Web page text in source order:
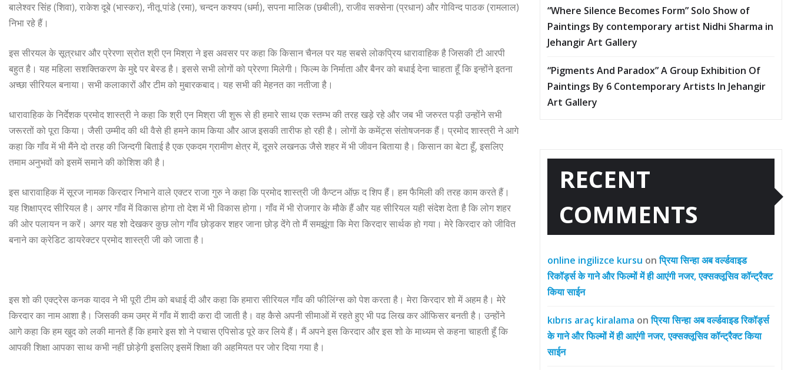
बालेश्‍वर सिंह (शिवा), राकेश दूबे (भास्कर), नीतू पांडे (रमा), चन्दन कश्यप (धर्मा), सपना मालिक (छबीली), राजीव सक्सेना (प्रधान) और गोविन्द पाठक (रामलाल)
निभा रहे हैं।
इस सीरयल के सूत्रधार और प्रेरणा स्रोत श्री एन मिश्रा ने इस अवसर पर कहा कि किसान चैनल पर यह सबसे लोकप्रिय धारावाहिक है जिसकी टी आरपी
बहुत है। यह महिला सशक्तिकरण के मुद्दे पर बेस्ड है। इससे सभी लोगों को प्रेरणा मिलेगी। फिल्म के निर्माता और बैनर को बधाई देना चाहता हूँ कि इन्होंने इतना
अच्छा सीरियल बनाया। सभी कलाकारों और टीम को मुबारकबाद। यह सभी की मेहनत का नतीजा है।
धारावाहिक के निर्देशक प्रमोद शास्त्री ने कहा कि श्री एन मिश्रा जी शुरू से ही हमारे साथ एक स्तम्भ की तरह खड़े रहे और जब भी जरुरत पड़ी उन्होंने सभी
जरूरतों को पूरा किया। जैसी उम्मीद की थी वैसे ही हमने काम किया और आज इसकी तारीफ हो रही है। लोगों के कमेंट्स संतोषजनक हैं। प्रमोद शास्त्री ने आगे
कहा कि गाँव में भी मैंने दो तरह की जिन्दगी बिताई है एक एकदम ग्रामीण क्षेत्र में, दूसरे लखनऊ जैसे शहर में भी जीवन बिताया है। किसान का बेटा हूँ, इसलिए
तमाम अनुभवों को इसमें समाने की कोशिश की है।
इस धारावाहिक में सूरज नामक किरदार निभाने वाले एक्टर राजा गुरु ने कहा कि प्रमोद शास्त्री जी कैप्टन ऑफ़ द शिप हैं। हम फैमिली की तरह काम करते हैं।
यह शिक्षाप्रद सीरियल है। अगर गाँव में विकास होगा तो देश में भी विकास होगा। गाँव में भी रोजगार के मौके हैं और यह सीरियल यही संदेश देता है कि लोग शहर
की ओर पलायन न करें। अगर यह शो देखकर कुछ लोग गाँव छोड़कर शहर जाना छोड़ देंगे तो मैं समझूंगा कि मेरा किरदार सार्थक हो गया। मेरे किरदार को जीवित
बनाने का क्रेडिट डायरेक्टर प्रमोद शास्त्री जी को जाता है।
इस शो की एक्ट्रेस कनक यादव ने भी पूरी टीम को बधाई दी और कहा कि हमारा सीरियल गाँव की फीलिंग्स को पेश करता है। मेरा किरदार शो में अहम है। मेरे
किरदार का नाम आशा है। जिसकी कम उम्र में गाँव में शादी करा दी जाती है। वह कैसे अपनी सीमाओं में रहते हुए भी पढ लिख कर ऑफिसर बनती है। उन्होंने
आगे कहा कि हम खुद को लकी मानते हैं कि हमारे इस शो ने पचास एपिसोड पूरे कर लिये हैं। मैं अपने इस किरदार और इस शो के माध्यम से कहना चाहती हूँ कि
आपकी शिक्षा आपका साथ कभी नहीं छोड़ेगी इसलिए इसमें शिक्षा की अहमियत पर जोर दिया गया है।
“Where Silence Becomes Form” Solo Show of
Paintings By contemporary artist Nidhi Sharma in
Jehangir Art Gallery
“Pigments And Paradox” A Group Exhibition Of
Paintings By 6 Contemporary Artists In Jehangir
Art Gallery
RECENT
COMMENTS
online ingilizce kursu onप्रिया सिन्हा अब वर्ल्डवाइड
रिकॉर्ड्स के गाने और फिल्मों में ही आएंगी नजर, एक्सक्लूसिव कॉन्ट्रैक्ट
किया साईन
kıbrıs araç kiralama onप्रिया सिन्हा अब वर्ल्डवाइड रिकॉर्ड्स
के गाने और फिल्मों में ही आएंगी नजर, एक्सक्लूसिव कॉन्ट्रैक्ट किया
साईन